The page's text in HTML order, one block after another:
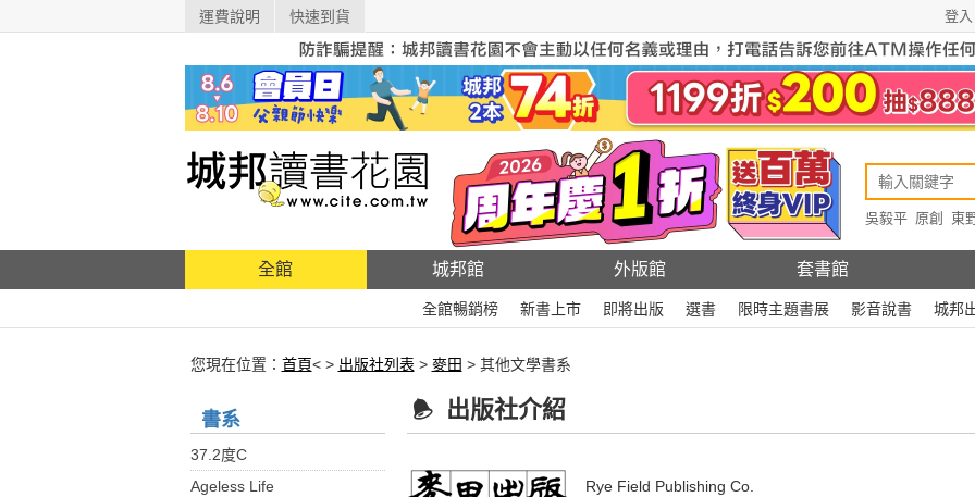
運費說明 快速到貨 登入
吳毅平 原創 東
全館 城邦館 外版館 套書館
全館暢銷榜 新書上市 即將出版 選書 限時主題書展 影音說書 城邦
您現在位置： 首頁< > 出版社列表 > 麥田 > 其他文學書系
書系
37.2度C
Ageless Life
出版社介紹
Rye Field Publishing Co.